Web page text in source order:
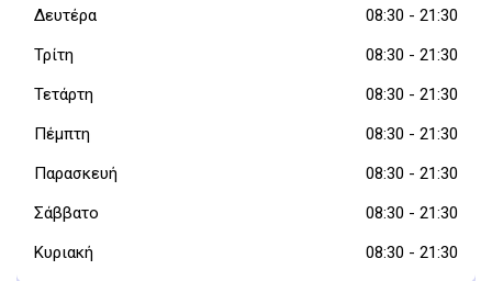
Δευτέρα 08:30 - 21:30
Τρίτη
08:30 - 21:30
Τετάρτη
08:30 - 21:30
Πέμπτη
08:30 - 21:30
Παρασκευή
08:30 - 21:30
Σάββατο
08:30 - 21:30
Κυριακή
08:30 - 21:30